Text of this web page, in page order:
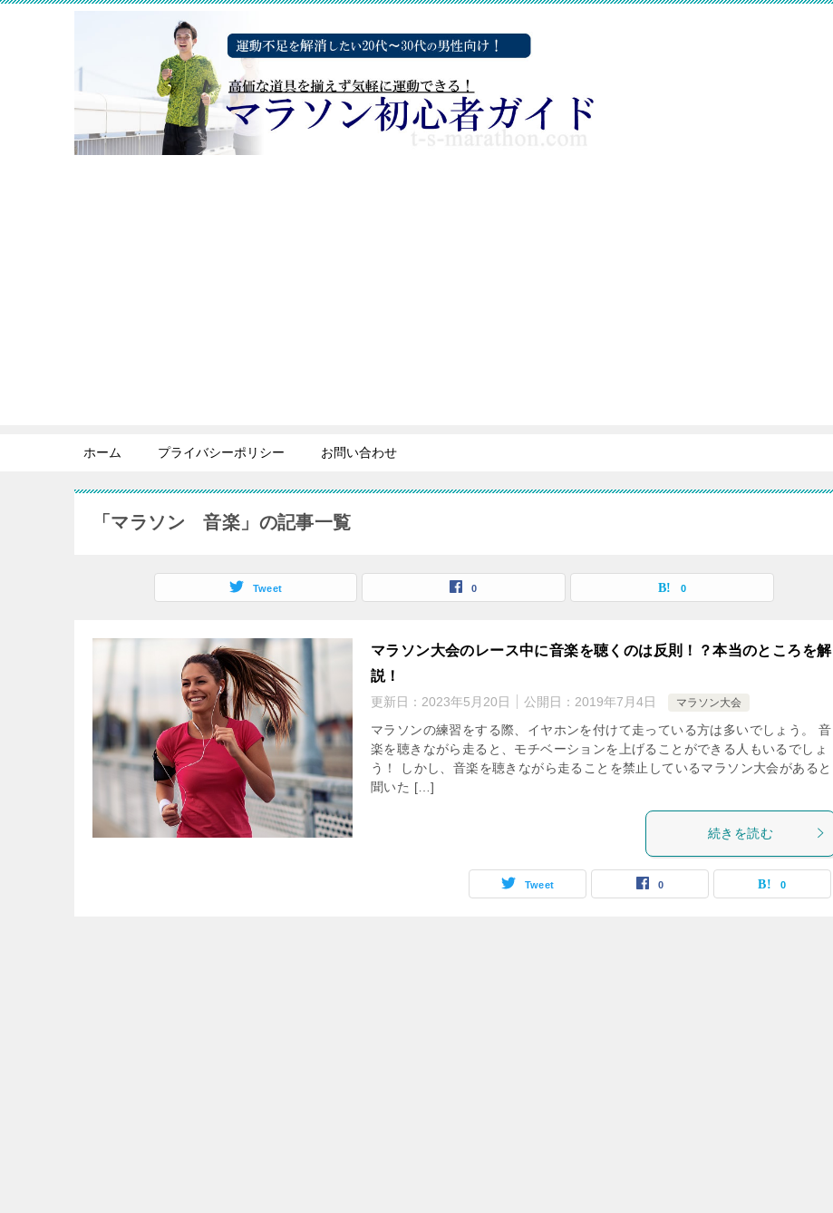
ホーム プライバシーポリシー お問い合わせ
「マラソン 音楽」の記事一覧
Tweet 0 0
マラソン大会のレース中に音楽を聴くのは反則！？本当のところを解
説！
更新日： 2023年5月20日 公開日： 2019年7月4日 マラソン大会
マラソンの練習をする際、イヤホンを付けて走っている方は多いでしょう。 音
楽を聴きながら走ると、モチベーションを上げることができる人もいるでしょ
う！ しかし、音楽を聴きながら走ることを禁止しているマラソン大会があると
聞いた […]
続きを読む
Tweet 0 0